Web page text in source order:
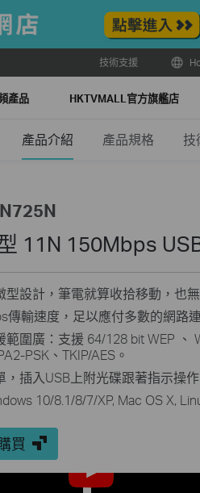
技術支援
產品 HKTVMALL官方旗艦店
產品介紹 產品規格 技
11N 150Mbps
型設計，筆電就算收拾移動，也
傳輸速度，足以應付多數的網路
範圍廣：支援 64/128 bit WEP 、
PSK、TKIP/AES。
，插入USB上附光碟跟著指示操作
10/8.1/8/7/XP, Mac OS X,
買